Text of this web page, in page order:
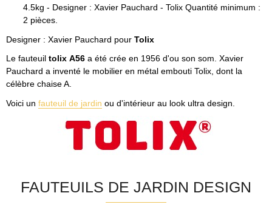
4.5kg - Designer : Xavier Pauchard - Tolix Quantité minimum :
2 pièces.
Designer : Xavier Pauchard pour Tolix
Le fauteuil tolix A56 a été crée en 1956 d'ou son som. Xavier
Pauchard a inventé le mobilier en métal embouti Tolix, dont la
célèbre chaise A.
Voici un fauteuil de jardin ou d'intérieur au look ultra design.
FAUTEUILS DE JARDIN DESIGN